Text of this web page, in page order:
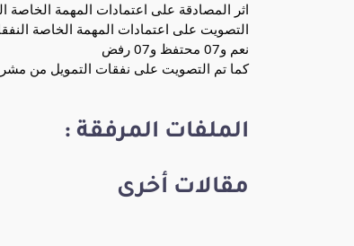
نعم و07 محتفظ و07 رفض
كما تم التصويت على نفقات التمويل من مشروع ميزانية الدولة
الملفات المرفقة :
مقالات أخرى